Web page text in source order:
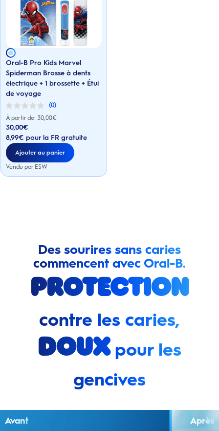
Oral-B Pro Kids Marvel
Spiderman Brosse à dents
électrique + 1 brossette + Étui
de voyage
(0)
0.0
sur
5
étoiles.
À partir de: 30,00€
Prix actuel : 30,00€
30,00€
8,99€ pour la FR gratuite
Ajouter au panier
Vendu par ESW
Des sourires sans caries
commencent avec Oral-B.
Protection
contre les caries,
douxpour les
gencives
Avant Après